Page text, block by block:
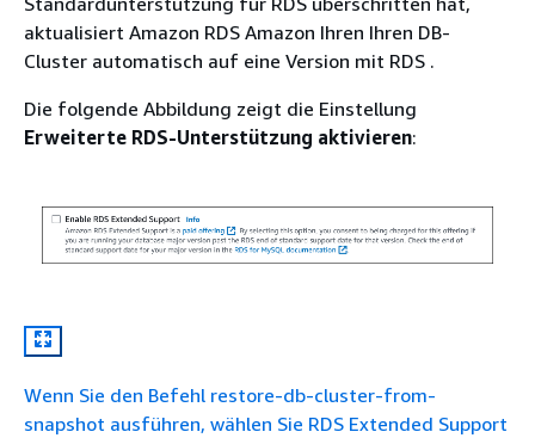
aktualisiert Amazon RDS Amazon Ihren Ihren DB-
Cluster automatisch auf eine Version mit RDS .
Die folgende Abbildung zeigt die Einstellung
Erweiterte RDS-Unterstützung aktivieren:
Wenn Sie den Befehl restore-db-cluster-from-
snapshot ausführen, wählen Sie RDS Extended Support